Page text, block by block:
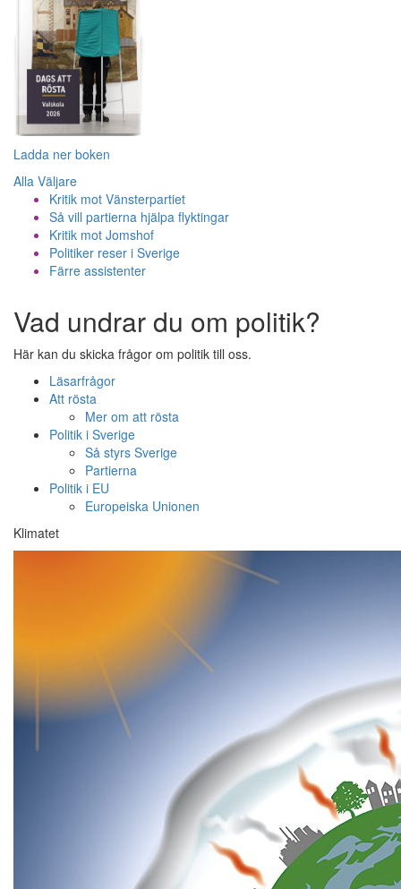
Ladda ner boken
Alla Väljare
Kritik mot Vänsterpartiet
Så vill partierna hjälpa flyktingar
Kritik mot Jomshof
Politiker reser i Sverige
Färre assistenter
Vad undrar du om politik?
Här kan du skicka frågor om politik till oss.
Läsarfrågor
Att rösta
Mer om att rösta
Politik i Sverige
Så styrs Sverige
Partierna
Politik i EU
Europeiska Unionen
Klimatet